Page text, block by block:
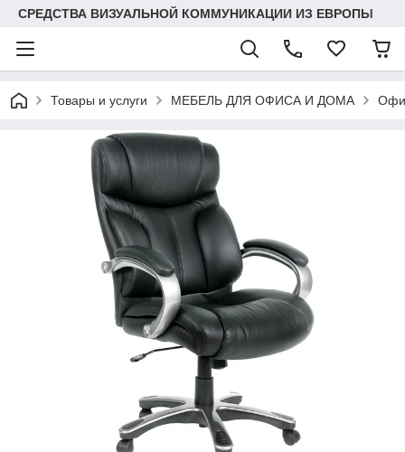
СРЕДСТВА ВИЗУАЛЬНОЙ КОММУНИКАЦИИ ИЗ ЕВРОПЫ
Товары и услуги МЕБЕЛЬ ДЛЯ ОФИСА И ДОМА